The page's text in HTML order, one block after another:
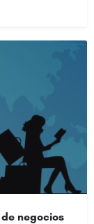
negocios